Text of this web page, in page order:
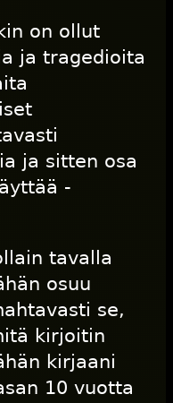
on ollut
ja tragedioita
ja sitten osa
-
tavalla
osuu
se,
kirjoitin
kirjaani
10 vuotta